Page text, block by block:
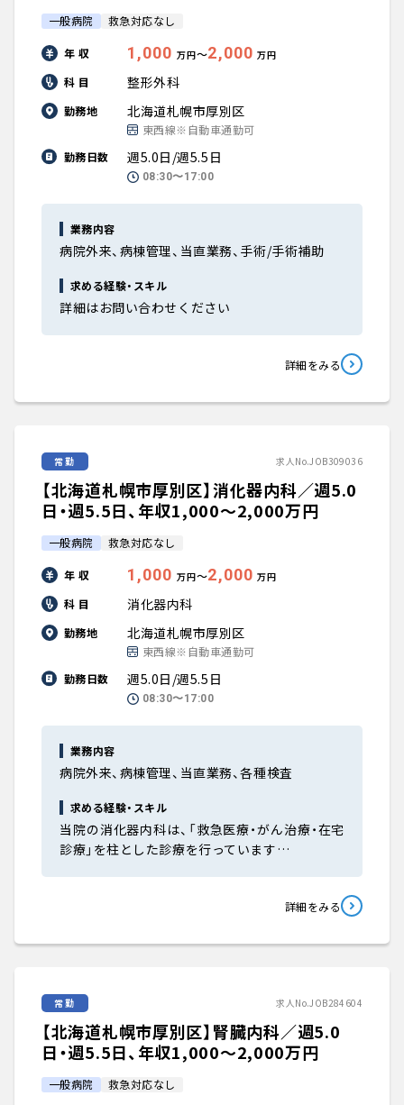
一般病院 救急対応なし
年 収 1,000 万円〜2,000 万円
科 目 整形外科
勤務地 北海道札幌市厚別区
東西線※自動車通勤可
勤務日数
週5.0日/週5.5日
08:30〜17:00
業務内容
病院外来、病棟管理、当直業務、手術/手術補助
求める経験・スキル
詳細はお問い合わせください
詳細をみる
常勤 求人No.JOB309036
【北海道札幌市厚別区】消化器内科／週5.0
日・週5.5日、年収1,000〜2,000万円
一般病院 救急対応なし
年 収 1,000 万円〜2,000 万円
科 目 消化器内科
勤務地 北海道札幌市厚別区
東西線※自動車通勤可
勤務日数
週5.0日/週5.5日
08:30〜17:00
業務内容
病院外来、病棟管理、当直業務、各種検査
求める経験・スキル
当院の消化器内科は、「救急医療・がん治療・在宅
診療」を柱とした診療を行っています…
詳細をみる
常勤 求人No.JOB284604
【北海道札幌市厚別区】腎臓内科／週5.0
日・週5.5日、年収1,000〜2,000万円
一般病院 救急対応なし